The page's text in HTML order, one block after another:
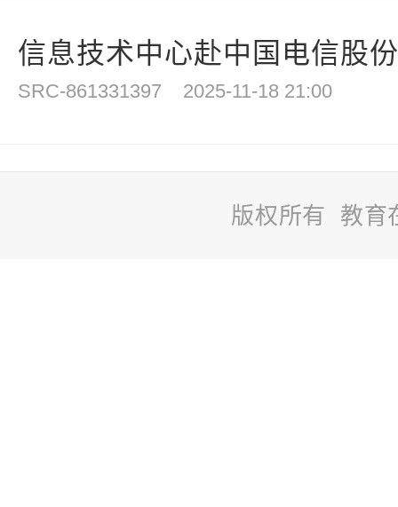
信息技术中心赴中国电信股
SRC-861331397 2025-11-18 21:00
版权所有 教育